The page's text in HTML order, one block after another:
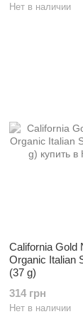
Нет в наличии
California Gold
Organic Italian
(37 g)
314 грн
Нет в наличии